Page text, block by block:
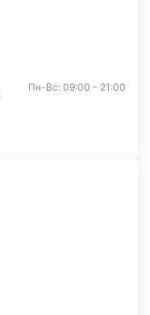
Пн-Вс: 09:00 - 21:00